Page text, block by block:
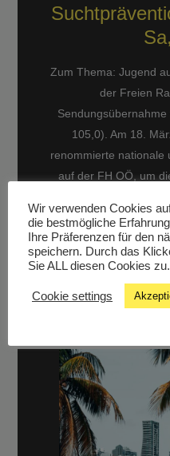
Zum Thema: Jugend
der Freien
105,0). Am 18.
renommierte nationale
auf der FH OÖ, um
österreichweiten
Sozialarbeit
Wir verwenden Cookies
die bestmögliche
Ihre Präferenzen für den
speichern. Durch das
Sie ALL diesen Cookies zu.
Cookie settings